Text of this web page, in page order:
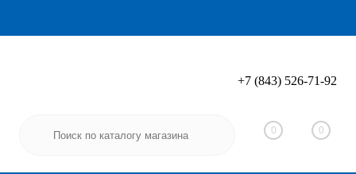
Вход Регистрация
+7 (843) 526-71-92
0 0